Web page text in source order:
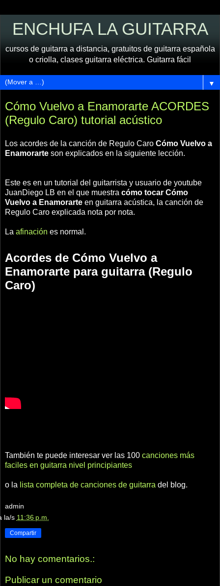
ENCHUFA LA GUITARRA
cursos de guitarra a distancia, gratuitos de guitarra española
o criolla, clases guitarra eléctrica. Guitarra fácil
▼
Cómo Vuelvo a Enamorarte ACORDES
(Regulo Caro) tutorial acústico
Los acordes de la canción de Regulo Caro Cómo Vuelvo a
Enamorarte son explicados en la siguiente lección.
Este es en un tutorial del guitarrista y usuario de youtube
JuanDiego LB en el que muestra cómo tocar Cómo
Vuelvo a Enamorarte en guitarra acústica, la canción de
Regulo Caro explicada nota por nota.
La afinación es normal.
Acordes de Cómo Vuelvo a
Enamorarte para guitarra (Regulo
Caro)
También te puede interesar ver las 100 canciones más
faciles en guitarra nivel principiantes
o la lista completa de canciones de guitarra del blog.
admin
la/s 11:36 p.m.
Compartir
No hay comentarios.:
Publicar un comentario